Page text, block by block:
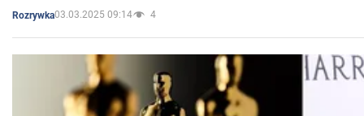
Rozrywka03.03.2025 09:14 4